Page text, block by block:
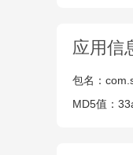
应用信
包名：
MD5值：